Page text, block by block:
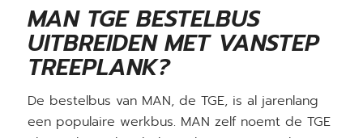
MAN TGE BESTELBUS
UITBREIDEN MET VANSTEP
TREEPLANK?
De bestelbus van MAN, de TGE, is al jarenlang
een populaire werkbus. MAN zelf noemt de TGE